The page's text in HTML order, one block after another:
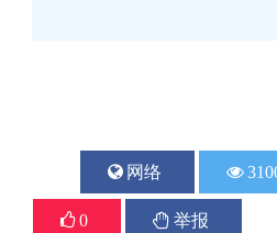
网络
0 举报